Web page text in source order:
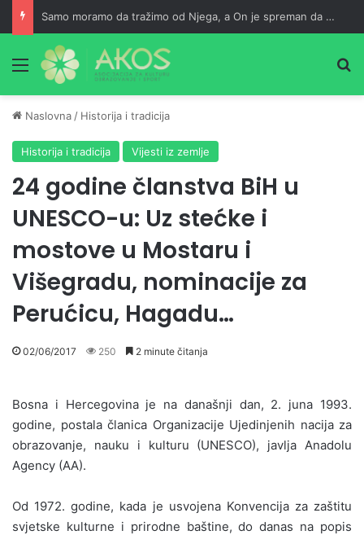
Samo moramo da tražimo od Njega, a On je spreman da nam usliši
Meni
Naslovna / Historija i tradicija
Historija i tradicija Vijesti iz zemlje
24 godine članstva BiH u
UNESCO-u: Uz stećke i
mostove u Mostaru i
Višegradu, nominacije za
Perućicu, Hagadu…
02/06/2017 250 2 minute čitanja
Bosna i Hercegovina je na današnji dan, 2. juna 1993.
godine, postala članica Organizacije Ujedinjenih nacija za
obrazovanje, nauku i kulturu (UNESCO), javlja Anadolu
Agency (AA).
Od 1972. godine, kada je usvojena Konvencija za zaštitu
svjetske kulturne i prirodne baštine, do danas na popis